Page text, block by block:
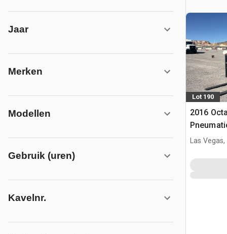
Jaar
Merken
Modellen
Gebruik (uren)
Kavelnr.
Lot 190
2016
Las Vegas,